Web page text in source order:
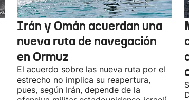
Irán y Omán acuerdan una
nueva ruta de navegación
en Ormuz
El acuerdo sobre las nueva ruta por el
estrecho no implica su reapertura,
pues, según Irán, depende de la